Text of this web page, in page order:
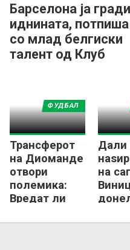
Барселона ја гради
иднината, потпиша
со млад белгиски
талент од Клуб
Трансферот
на Диоманде
отвори
полемика:
Вредат ли
толку многу
ФУДБАЛ
Дали
на